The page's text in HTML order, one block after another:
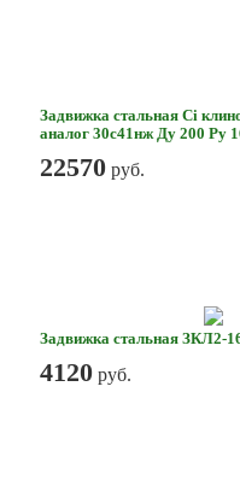
Задвижка стальная Ci
аналог 30с41нж Ду 200 Ру
22570 руб.
Задвижка стальная ЗКЛ2-
4120 руб.